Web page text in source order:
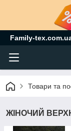
Family-
Товари та
ЖІНОЧИЙ